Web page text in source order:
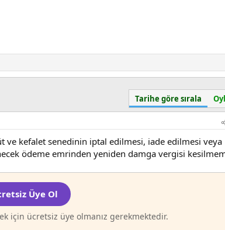
Tarihe göre sırala
ve kefalet senedinin iptal edilmesi, iade edilmesi veya
ödeme emrinden yeniden damga vergisi
Üye Ol
için ücretsiz üye olmanız gerekmektedir.